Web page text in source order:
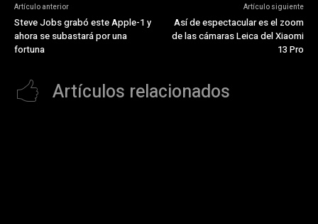
Artículo anterior
Steve Jobs grabó este Apple-1 y
ahora se subastará por una
fortuna
Artículo siguiente
Así de espectacular es el zoom
de las cámaras Leica del Xiaomi
13 Pro
Artículos relacionados